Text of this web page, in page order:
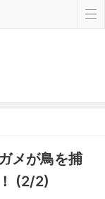
メが鳥を捕
(2/2)